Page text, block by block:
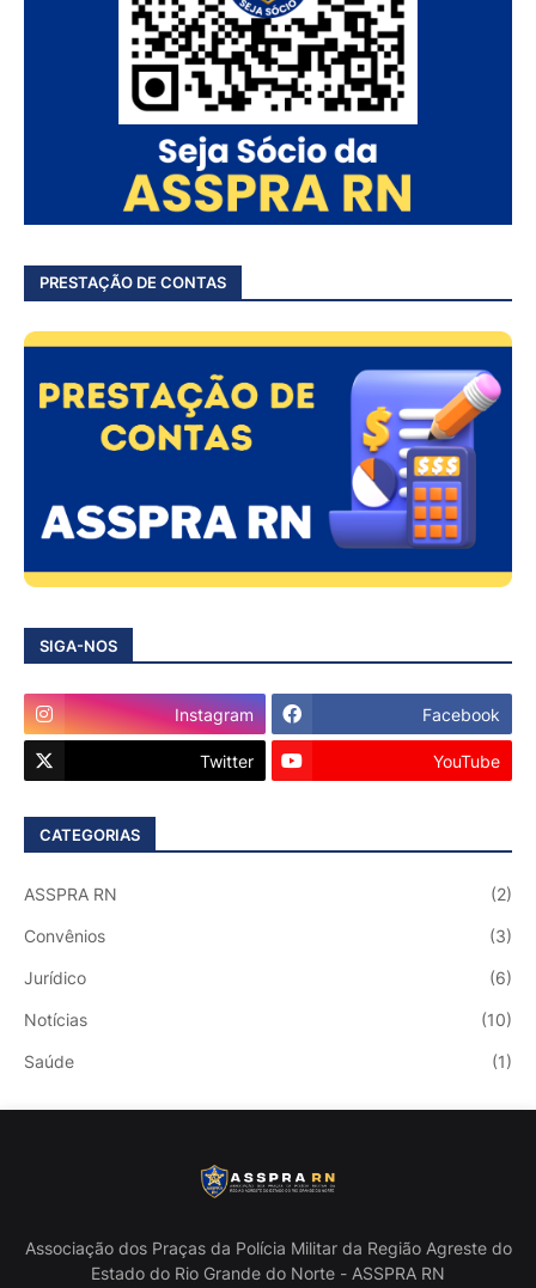
PRESTAÇÃO DE CONTAS
SIGA-NOS
Instagram Facebook
Twitter YouTube
CATEGORIAS
ASSPRA RN (2)
Convênios (3)
Jurídico (6)
Notícias (10)
Saúde (1)
Associação dos Praças da Polícia Militar da Região Agreste do
Estado do Rio Grande do Norte - ASSPRA RN